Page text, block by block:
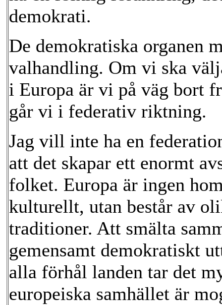
demokrati.
De demokratiska organen
valhandling. Om vi ska
i Europa är vi på väg bort
går vi i federativ riktning.
Jag vill inte ha en
att det skapar ett enormt
folket. Europa är ingen
kulturellt, utan består av
traditioner. Att smälta
gemensamt demokratiskt
alla förhål landen tar det
europeiska samhället är